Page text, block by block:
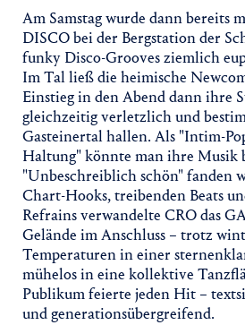
Am Samstag wurde dann bereits
DISCO bei der Bergstation der
funky Disco-Grooves ziemlich
Im Tal ließ die heimische
Einstieg in den Abend dann ihre
gleichzeitig verletzlich und
Gasteinertal hallen. Als "Intim-
Haltung" könnte man ihre Musik
"Unbeschreiblich schön" fanden
Chart-Hooks, treibenden Beats
Refrains verwandelte CRO das
Gelände im Anschluss – trotz
Temperaturen in einer
mühelos in eine kollektive
Publikum feierte jeden Hit –
und generationsübergreifend.